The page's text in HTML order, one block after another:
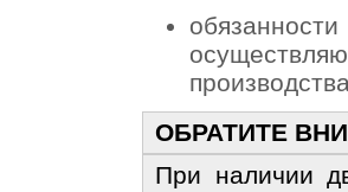
ОБРАТИТЕ
При наличии